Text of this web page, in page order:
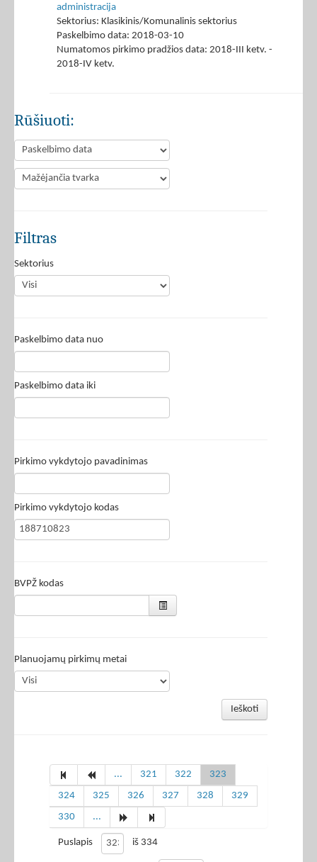
administracija
Sektorius: Klasikinis/Komunalinis sektorius
Paskelbimo data: 2018-03-10
Numatomos pirkimo pradžios data: 2018-III ketv. -
2018-IV ketv.
Rūšiuoti:
Filtras
Sektorius
Paskelbimo data nuo
Paskelbimo data iki
Pirkimo vykdytojo pavadinimas
Pirkimo vykdytojo kodas
BVPŽ kodas
Planuojamų pirkimų metai
Ieškoti
... 321 322
323
324
325 326 327 328
329
330
...
Puslapis iš 334